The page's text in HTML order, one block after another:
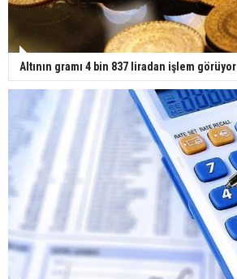
Altının gramı 4 bin 837 liradan işlem görüyor